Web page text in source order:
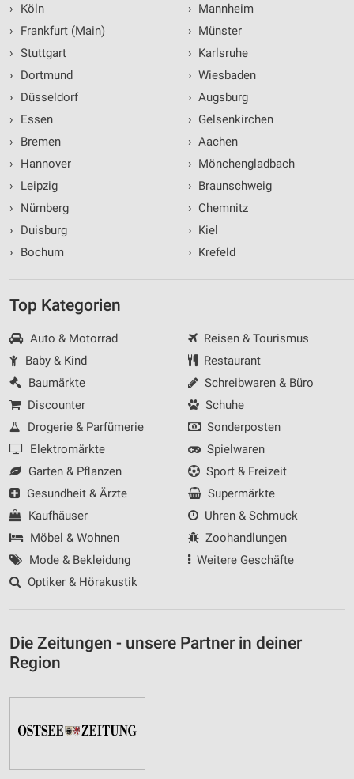
›
Köln
›
Frankfurt (Main)
› Stuttgart
›
Dortmund
›
Düsseldorf
›
Essen
›
Bremen
›
Hannover
›
Leipzig
›
Nürnberg
›
Duisburg
›
Bochum
› Mannheim
› Münster
› Karlsruhe
› Wiesbaden
› Augsburg
› Gelsenkirchen
› Aachen
› Mönchengladbach
› Braunschweig
› Chemnitz
› Kiel
› Krefeld
Top Kategorien
Auto & Motorrad
Baby & Kind
Baumärkte
Discounter
Drogerie & Parfümerie
Elektromärkte
Garten & Pflanzen
Gesundheit & Ärzte
Kaufhäuser
Möbel & Wohnen
Mode & Bekleidung
Optiker & Hörakustik
Reisen & Tourismus
Restaurant
Schreibwaren & Büro
Schuhe
Sonderposten
Spielwaren
Sport & Freizeit
Supermärkte
Uhren & Schmuck
Zoohandlungen
Weitere Geschäfte
Die Zeitungen - unsere Partner in deiner
Region